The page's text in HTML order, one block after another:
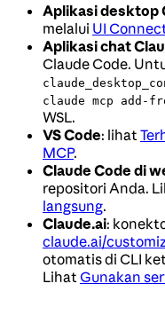
Aplikasi desktop
melalui UI
Aplikasi chat
Claude Code.
claude mcp add-
WSL.
VS Code: lihat
MCP.
Claude Code di
repositori Anda.
langsung.
Claude.ai:
claude.ai/
otomatis di CLI
Lihat Gunakan